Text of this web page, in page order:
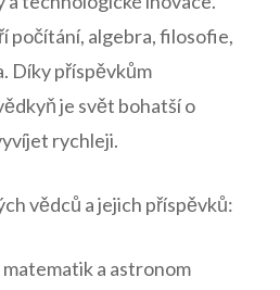
počítání, algebra, filosofie,
‍Díky příspěvkům
je svět bohatší o
rychleji.
vědců a jejich příspěvků:
a astronom